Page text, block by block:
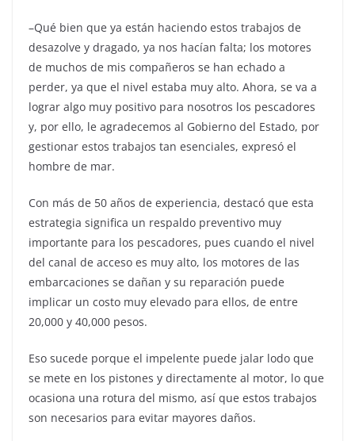
–Qué bien que ya están haciendo estos trabajos de
desazolve y dragado, ya nos hacían falta; los motores
de muchos de mis compañeros se han echado a
perder, ya que el nivel estaba muy alto. Ahora, se va a
lograr algo muy positivo para nosotros los pescadores
y, por ello, le agradecemos al Gobierno del Estado, por
gestionar estos trabajos tan esenciales, expresó el
hombre de mar.
Con más de 50 años de experiencia, destacó que esta
estrategia significa un respaldo preventivo muy
importante para los pescadores, pues cuando el nivel
del canal de acceso es muy alto, los motores de las
embarcaciones se dañan y su reparación puede
implicar un costo muy elevado para ellos, de entre
20,000 y 40,000 pesos.
Eso sucede porque el impelente puede jalar lodo que
se mete en los pistones y directamente al motor, lo que
ocasiona una rotura del mismo, así que estos trabajos
son necesarios para evitar mayores daños.